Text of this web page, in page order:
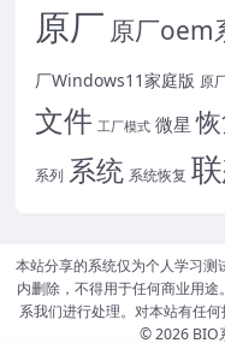
原厂 原厂oem
厂Windows11家庭版 原
文件 工厂模式 微星
系列 系统 系统恢复
本站分享的系统仅为个人学习
内删除，不得用于任何商业用
系我们进行处理。对本站有任
© 2026 BIO